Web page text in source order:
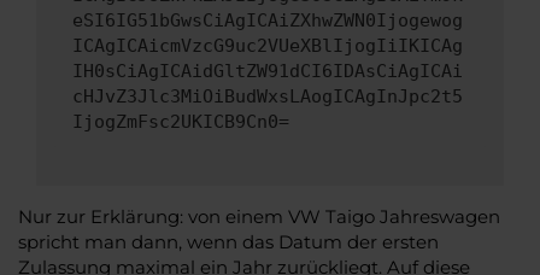
eSI6IG51bGwsCiAgICAiZXhwZWN0Ijogewog
ICAgICAicmVzcG9uc2VUeXBlIjogIiIKICAg
IH0sCiAgICAidGltZW91dCI6IDAsCiAgICAi
cHJvZ3Jlc3MiOiBudWxsLAogICAgInJpc2t5
IjogZmFsc2UKICB9Cn0=
Nur zur Erklärung: von einem VW Taigo Jahreswagen
spricht man dann, wenn das Datum der ersten
Zulassung maximal ein Jahr zurückliegt. Auf diese